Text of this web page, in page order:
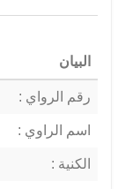
البيان
رقم الرواي :
اسم الراوي :
الكنية :